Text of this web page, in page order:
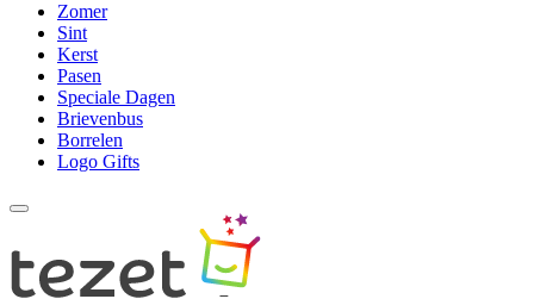
Zomer
Sint
Kerst
Pasen
Speciale Dagen
Brievenbus
Borrelen
Logo Gifts